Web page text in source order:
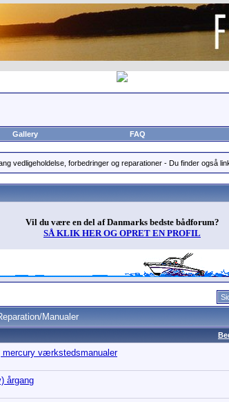
Gallery FAQ
vedligeholdelse, forbedringer og reparationer - Du finder også
Vil du være en del af Danmarks bedste bådforum?
SÅ KLIK HER OG OPRET EN PROFIL
Manualer
mercury værkstedsmanualer
årgang